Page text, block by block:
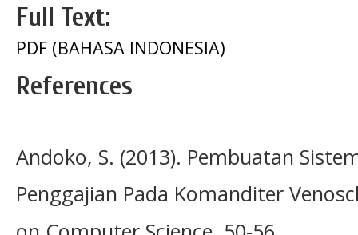
Full Text:
PDF (BAHASA INDONESIA)
References
Andoko, S. (2013). Pembuatan
Penggajian Pada Komanditer